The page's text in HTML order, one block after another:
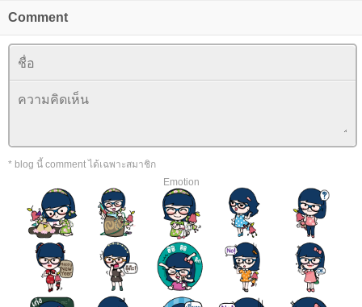
Comment
* blog นี้ comment ได้เฉพาะสมาชิก
Emotion